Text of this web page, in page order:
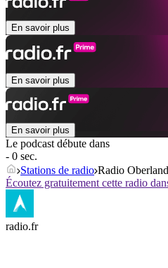
En savoir plus
En savoir plus
En savoir plus
Le podcast débute dans
- 0 sec.
Stations de radio Radio Oberland
Écoutez gratuitement cette radio
radio.fr